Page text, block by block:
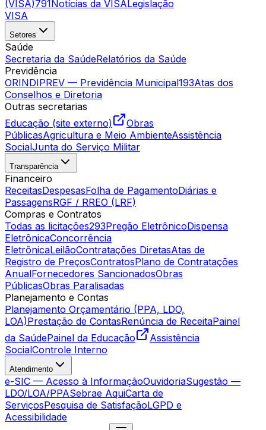
(VISA)791Notícias da VISALegislação
VISA
Setores
Saúde
Secretaria da SaúdeRelatórios da Saúde
Previdência
ORINDIPREV — Previdência Municipal193Atas dos
Conselhos e Diretoria
Outras secretarias
Educação (site externo)
Obras
PúblicasAgricultura e Meio AmbienteAssistência
SocialJunta do Serviço Militar
Transparência
Financeiro
ReceitasDespesasFolha de PagamentoDiárias e
PassagensRGF / RREO (LRF)
Compras e Contratos
Todas as licitações293Pregão EletrônicoDispensa
EletrônicaConcorrência
EletrônicaLeilãoContratações DiretasAtas de
Registro de PreçosContratosPlano de Contratações
AnualFornecedores SancionadosObras
PúblicasObras Paralisadas
Planejamento e Contas
Planejamento Orçamentário (PPA, LDO,
LOA)Prestação de ContasRenúncia de ReceitaPainel
da SaúdePainel da Educação
Assistência
SocialControle Interno
Atendimento
e-SIC — Acesso à InformaçãoOuvidoriaSugestão —
LDO/LOA/PPASebrae AquiCarta de
ServiçosPesquisa de SatisfaçãoLGPD e
Acessibilidade